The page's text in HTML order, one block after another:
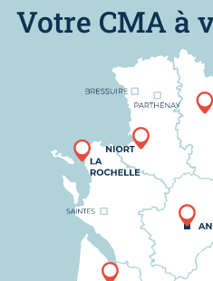
Votre CMA à